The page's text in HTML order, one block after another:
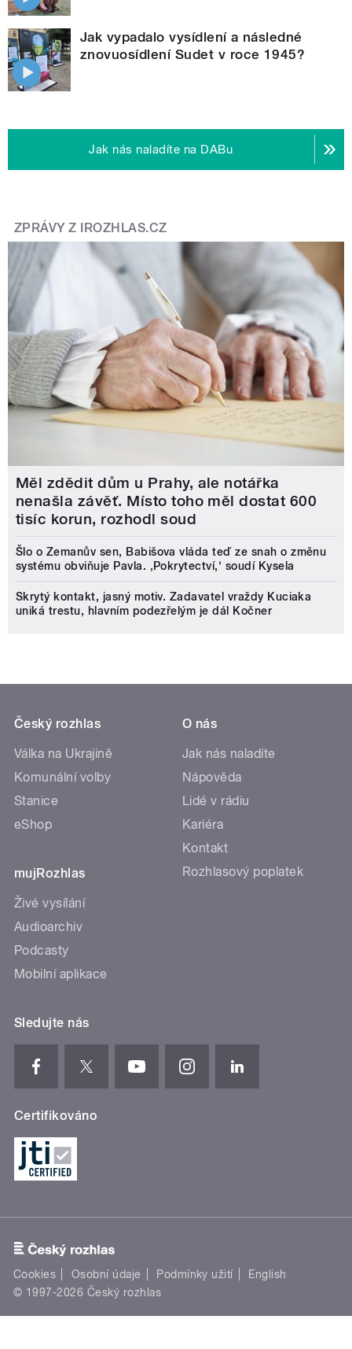
Jak vypadalo vysídlení a následné
znovuosídlení Sudet v roce 1945?
Jak nás naladíte na DABu
ZPRÁVY Z IROZHLAS.CZ
Měl zdědit dům u Prahy, ale notářka
nenašla závěť. Místo toho měl dostat 600
tisíc korun, rozhodl soud
Šlo o Zemanův sen, Babišova vláda teď ze snah o změnu
systému obviňuje Pavla. ‚Pokrytectví,‘ soudí Kysela
Skrytý kontakt, jasný motiv. Zadavatel vraždy Kuciaka
uniká trestu, hlavním podezřelým je dál Kočner
Český rozhlas
Válka na Ukrajině
Komunální volby
Stanice
eShop
mujRozhlas
Živé vysílání
Audioarchiv
Podcasty
Mobilní aplikace
O nás
Jak nás naladíte
Nápověda
Lidé v rádiu
Kariéra
Kontakt
Rozhlasový poplatek
Sledujte nás
Certifikováno
Cookies Osobní údaje Podmínky užití
English
© 1997-2026 Český rozhlas